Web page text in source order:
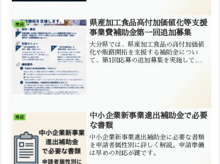
業務
県産加工食品高付加価値化等支援
事業費補助金第一回追加募集
大分県では、県産加工食品の高付加価値
化や販路開拓を支援する補助金につい
て、第1回応募の追加募集を実施していま
業務
中小企業新事業進出補助金で必要
な書類
中小企業新事業進出補助金に必要な書類
を申請者属性別に詳しく解説。申請準備
は早めの対応が鍵です。